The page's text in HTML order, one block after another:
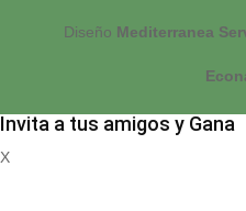
Diseño Mediterranea
Invita a tus amigos y Gana
X